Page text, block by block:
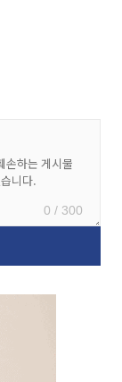
0 / 300